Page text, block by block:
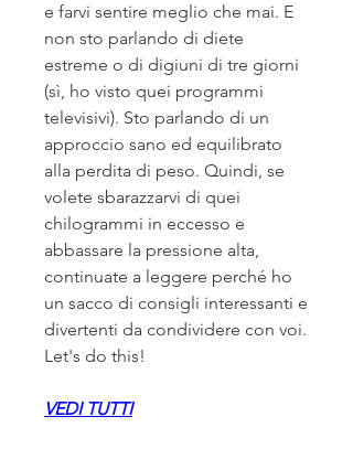
e farvi sentire meglio che mai. E
non sto parlando di diete
estreme o di digiuni di tre giorni
(sì, ho visto quei programmi
televisivi). Sto parlando di un
approccio sano ed equilibrato
alla perdita di peso. Quindi, se
volete sbarazzarvi di quei
chilogrammi in eccesso e
abbassare la pressione alta,
continuate a leggere perché ho
un sacco di consigli interessanti e
divertenti da condividere con voi.
Let's do this!
VEDI TUTTI